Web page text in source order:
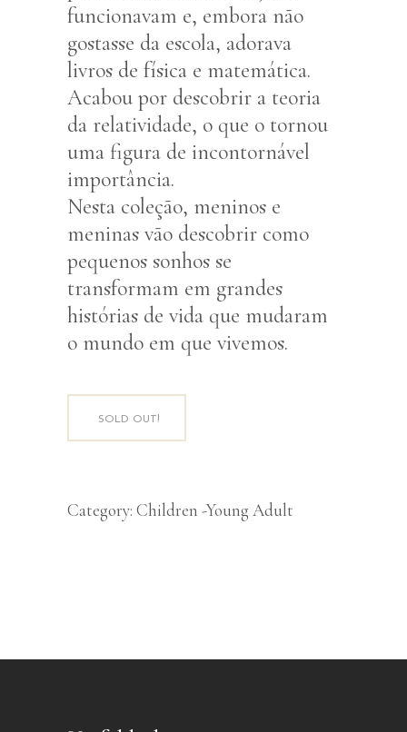
funcionavam e, embora não
gostasse da escola, adorava
livros de física e matemática.
Acabou por descobrir a teoria
da relatividade, o que o tornou
uma figura de incontornável
importância.
Nesta coleção, meninos e
meninas vão descobrir como
pequenos sonhos se
transformam em grandes
histórias de vida que mudaram
o mundo em que vivemos.
SOLD OUT!
Category: Children -Young Adult